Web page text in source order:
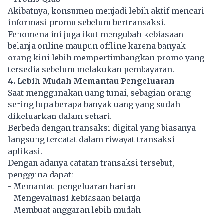
Akibatnya, konsumen menjadi lebih aktif mencari
informasi promo sebelum bertransaksi.
Fenomena ini juga ikut mengubah kebiasaan
belanja online maupun offline karena banyak
orang kini lebih mempertimbangkan promo yang
tersedia sebelum melakukan pembayaran.
4. Lebih Mudah Memantau Pengeluaran
Saat menggunakan uang tunai, sebagian orang
sering lupa berapa banyak uang yang sudah
dikeluarkan dalam sehari.
Berbeda dengan transaksi digital yang biasanya
langsung tercatat dalam riwayat transaksi
aplikasi.
Dengan adanya catatan transaksi tersebut,
pengguna dapat:
- Memantau pengeluaran harian
- Mengevaluasi kebiasaan belanja
- Membuat anggaran lebih mudah